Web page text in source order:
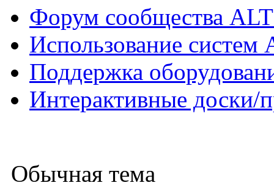
Форум сообщества
Использование систем
Поддержка
Интерактивные доски/
Обычная тема